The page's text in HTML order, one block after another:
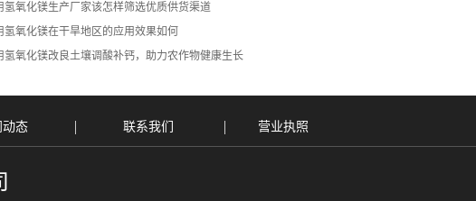
氢氧化镁生产厂家该怎样筛选优质供货渠道
氢氧化镁在干旱地区的应用效果如何
氢氧化镁改良土壤调酸补钙，助力农作物健康生长
动态 联系我们 营业执照